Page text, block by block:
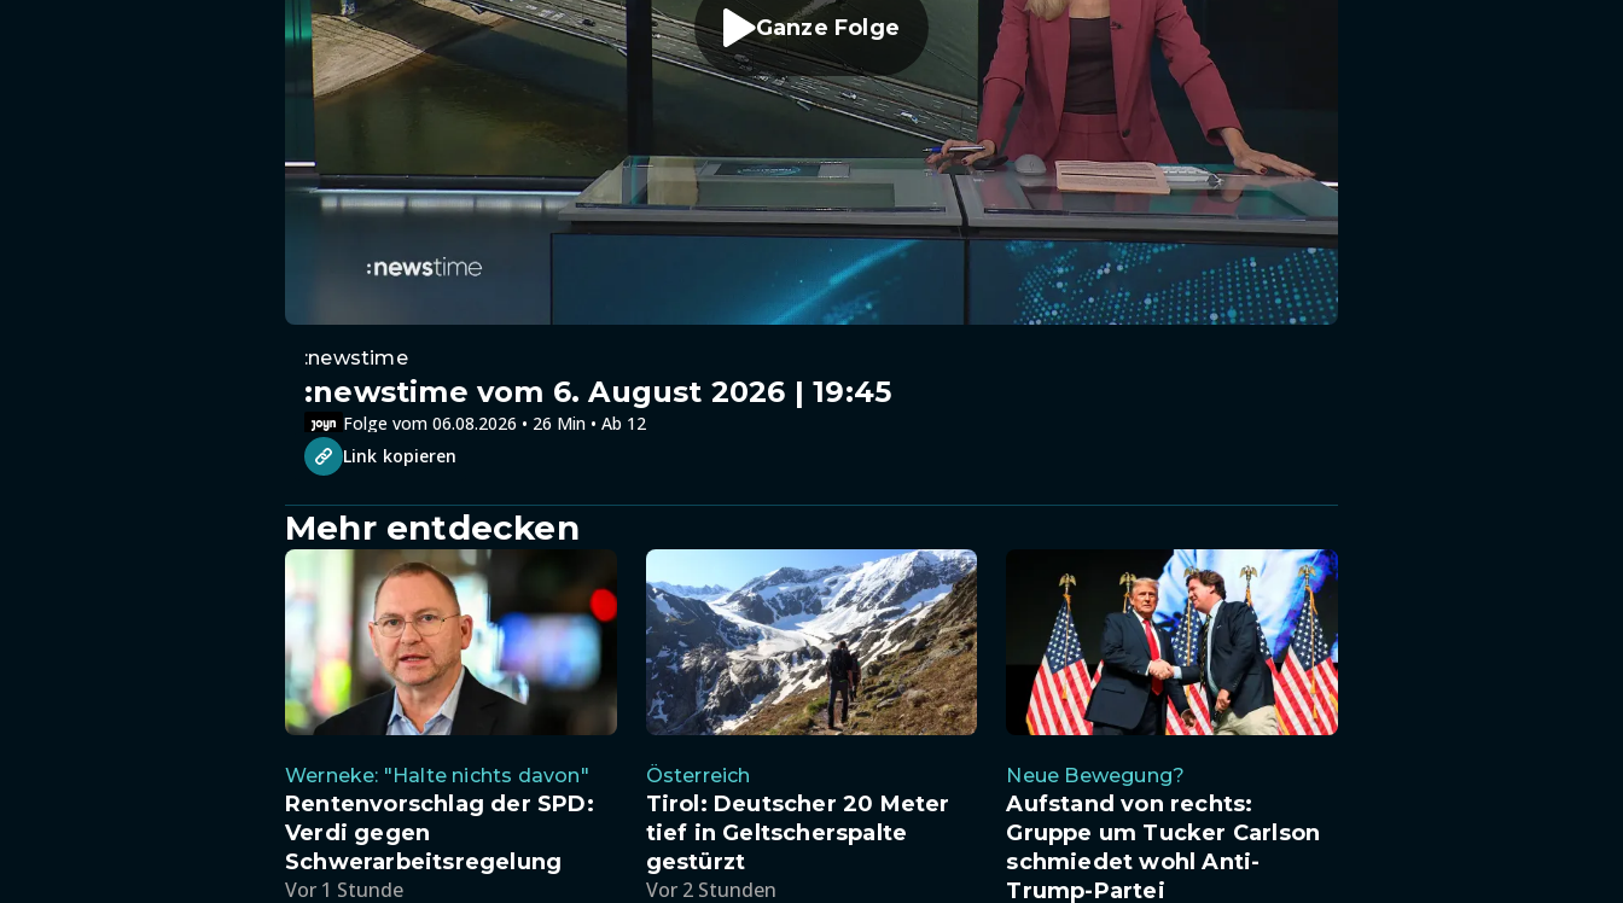
Ganze Folge
:newstime
:newstime vom 6. August 2026 | 19:45
Folge vom 06.08.2026 • 26 Min • Ab 12
Link kopieren
Mehr entdecken
Werneke: "Halte nichts davon"
Rentenvorschlag der SPD:
Verdi gegen
Schwerarbeitsregelung
Vor 1 Stunde
Österreich
Tirol: Deutscher 20 Meter
tief in Geltscherspalte
gestürzt
Vor 2 Stunden
Neue Bewegung?
Aufstand von rechts:
Gruppe um Tucker Carlson
schmiedet wohl Anti-
Trump-Partei